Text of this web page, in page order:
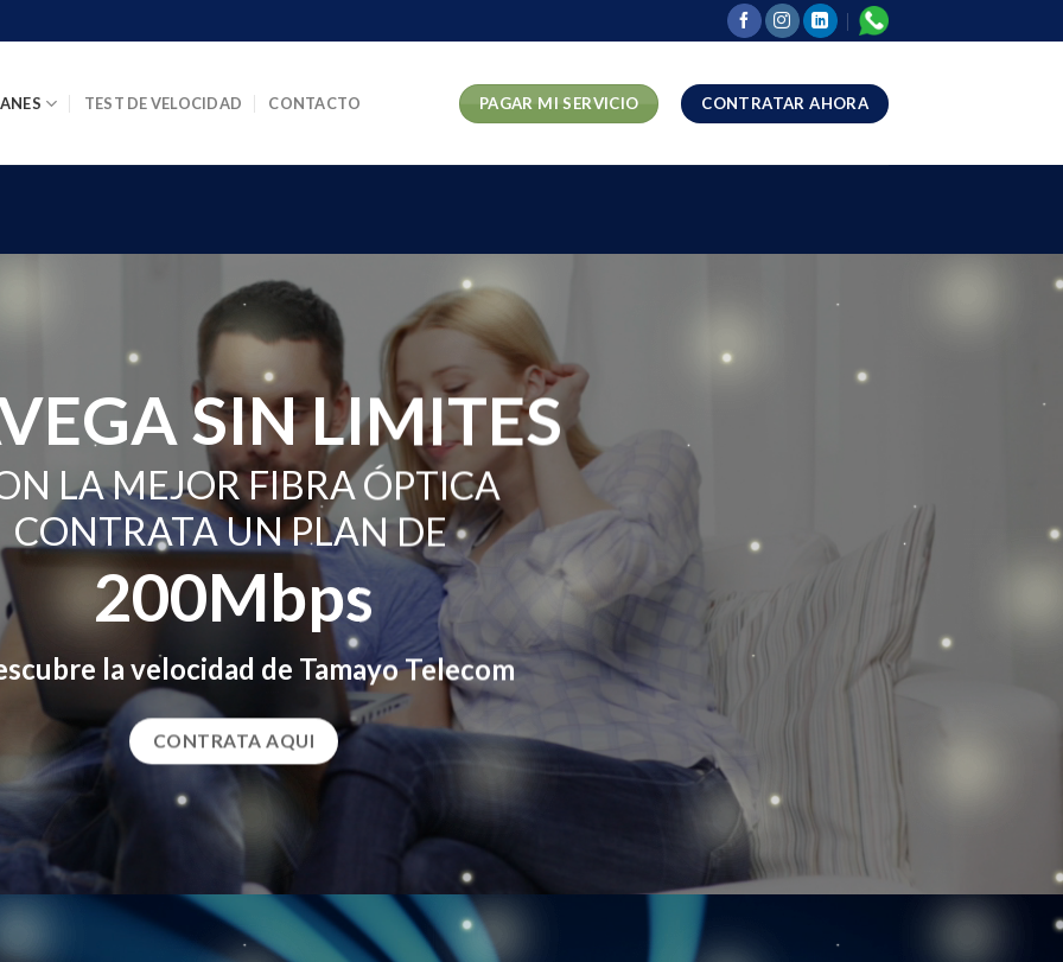
TEST DE VELOCIDAD CONTACTO PAGAR MI SERVICIO CONTRATAR AHORA
SIN LIMITES
LA MEJOR FIBRA ÓPTICA
CONTRATA UN PLAN DE
200Mbps
la velocidad de Tamayo Telecom
CONTRATA AQUI